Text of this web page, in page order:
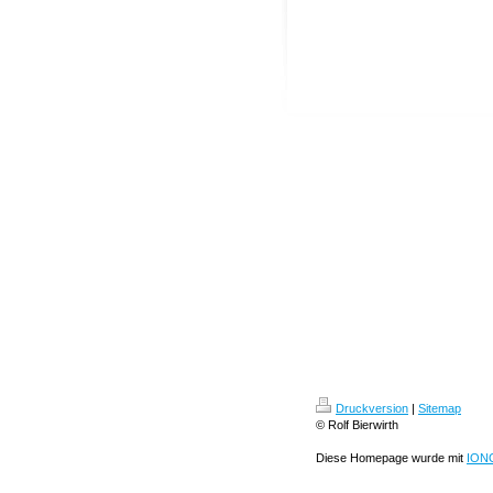
Druckversion | Sitemap
© Rolf Bierwirth
Diese Homepage wurde mit